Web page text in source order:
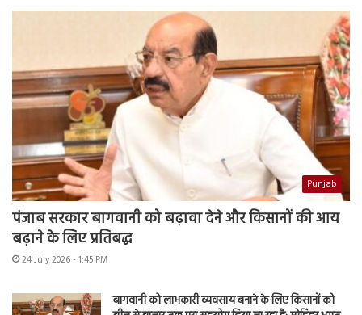
Punjab
पंजाब सरकार बागवानी को बढ़ावा देने और किसानों की आय
बढ़ाने के लिए प्रतिबद्ध
24 July 2026 - 1:45 PM
बागवानी को लाभकारी व्यवसाय बनाने के लिए किसानों को